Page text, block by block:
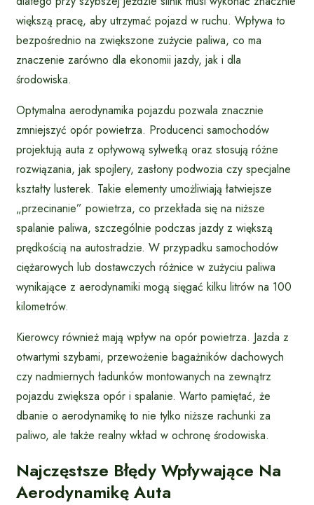
większą pracę, aby utrzymać pojazd w ruchu. Wpływa to
bezpośrednio na zwiększone zużycie paliwa, co ma
znaczenie zarówno dla ekonomii jazdy, jak i dla
środowiska.
Optymalna aerodynamika pojazdu pozwala znacznie
zmniejszyć opór powietrza. Producenci samochodów
projektują auta z opływową sylwetką oraz stosują różne
rozwiązania, jak spojlery, zasłony podwozia czy specjalne
kształty lusterek. Takie elementy umożliwiają łatwiejsze
„przecinanie” powietrza, co przekłada się na niższe
spalanie paliwa, szczególnie podczas jazdy z większą
prędkością na autostradzie. W przypadku samochodów
ciężarowych lub dostawczych różnice w zużyciu paliwa
wynikające z aerodynamiki mogą sięgać kilku litrów na 100
kilometrów.
Kierowcy również mają wpływ na opór powietrza. Jazda z
otwartymi szybami, przewożenie bagażników dachowych
czy nadmiernych ładunków montowanych na zewnątrz
pojazdu zwiększa opór i spalanie. Warto pamiętać, że
dbanie o aerodynamikę to nie tylko niższe rachunki za
paliwo, ale także realny wkład w ochronę środowiska.
Najczęstsze Błędy Wpływające Na
Aerodynamikę Auta